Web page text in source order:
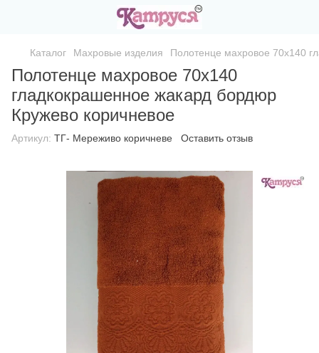
Каталог Махровые изделия Полотенце махровое 70х140
Полотенце махровое 70х140
гладкокрашенное жакард бордюр
Кружево коричневое
Артикул: ТГ- Мереживо коричневе Оставить отзыв